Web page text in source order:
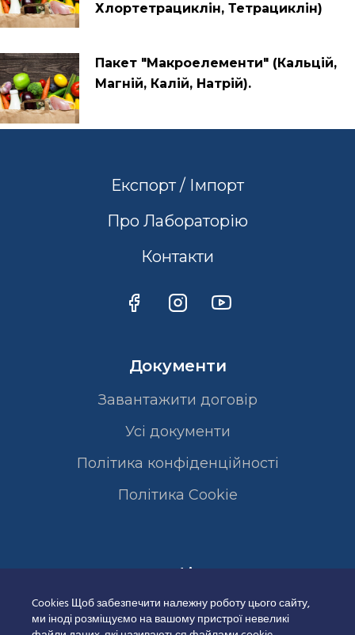
Хлортетрациклін, Тетрациклін)
Пакет "Макроелементи" (Кальцій,
Магній, Калій, Натрій).
Експорт / Імпорт
Про Лабораторію
Контакти
Документи
Завантажити договір
Усі документи
Політика конфіденційності
Полiтика Cookie
Сертифікати
Cookies Щоб забезпечити належну роботу цього сайту,
ми іноді розміщуємо на вашому пристрої невеликі